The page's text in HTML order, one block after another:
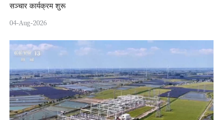
सञ्चार कार्यक्रम शुरू
04-Aug-2026